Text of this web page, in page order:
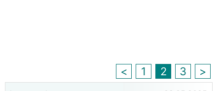
< 1 2 3 >